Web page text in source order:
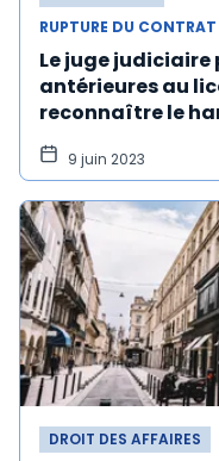
RUPTURE DU
Le juge
antérieures au
reconnaître le
protégé
9 juin 2023
DROIT DES AFFAIRES